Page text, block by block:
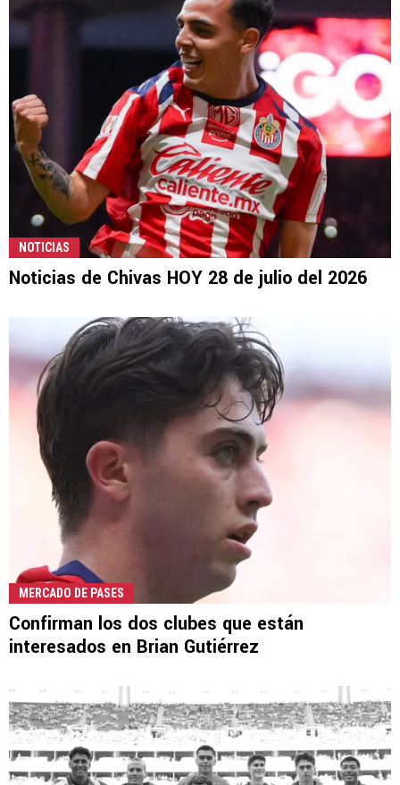
NOTICIAS
Noticias de Chivas HOY 28 de julio del 2026
MERCADO DE PASES
Confirman los dos clubes que están
interesados en Brian Gutiérrez